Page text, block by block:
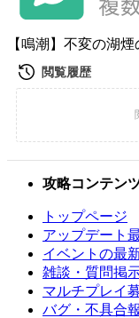
【鳴潮】不変の湖
攻略コンテン
トップページ
アップデート
イベントの最
雑談・質問掲
マルチプレイ
バグ・不具合